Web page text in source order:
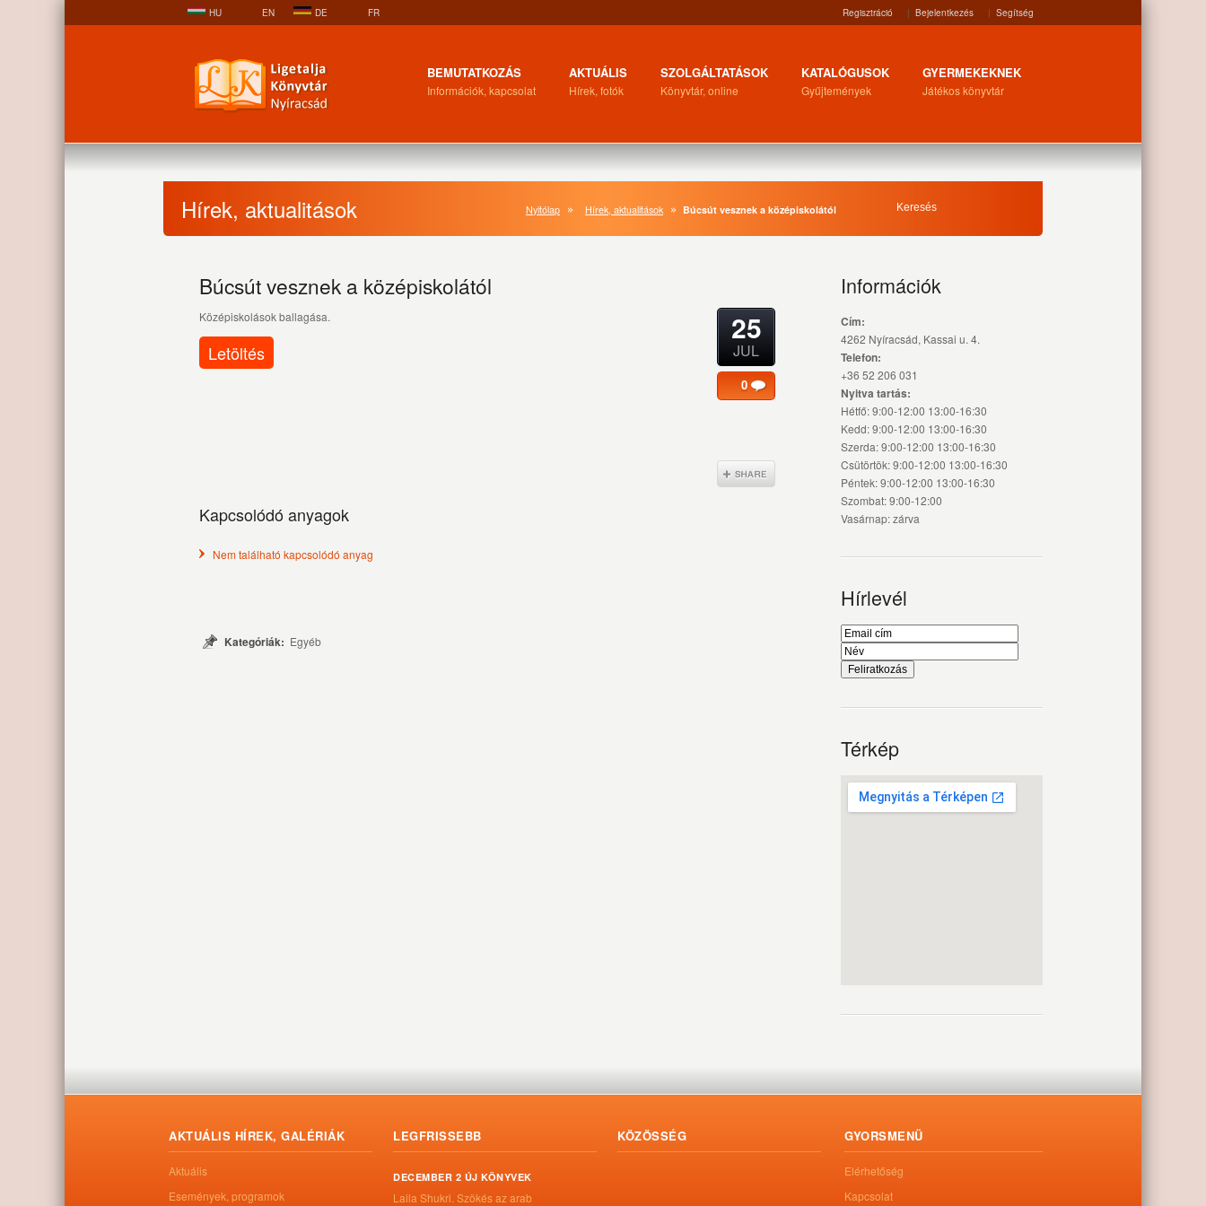
HU EN DE FR Regisztráció | Bejelentkezés | Segítség
BEMUTATKOZÁS
Információk, kapcsolat
AKTUÁLIS
Hírek, fotók
SZOLGÁLTATÁSOK
Könyvtár, online
KATALÓGUSOK
Gyűjtemények
GYERMEKEKNEK
Játékos könyvtár
Hírek, aktualitások Nyitólap Hírek, aktualitások Búcsút vesznek a középiskolától
Búcsút vesznek a középiskolától
Középiskolások ballagása.
Letöltés
25
JUL
0
Kapcsolódó anyagok
Nem található kapcsolódó anyag
Kategóriák: Egyéb
Információk
Cím:
4262 Nyíracsád, Kassai u. 4.
Telefon:
+36 52 206 031
Nyitva tartás:
Hétfő: 9:00-12:00 13:00-16:30
Kedd: 9:00-12:00 13:00-16:30
Szerda: 9:00-12:00 13:00-16:30
Csütörtök: 9:00-12:00 13:00-16:30
Péntek: 9:00-12:00 13:00-16:30
Szombat: 9:00-12:00
Vasárnap: zárva
Hírlevél
Térkép
AKTUÁLIS HÍREK, GALÉRIÁK
Aktuális
Események, programok
LEGFRISSEBB
DECEMBER 2 ÚJ KÖNYVEK
Laila Shukri. Szökés ​az arab
KÖZÖSSÉG GYORSMENÜ
Elérhetőség
Kapcsolat